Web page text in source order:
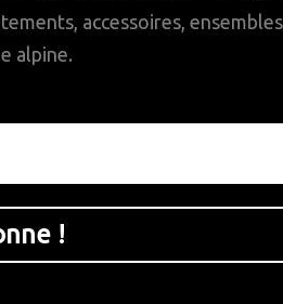
accessoires,
alpine.